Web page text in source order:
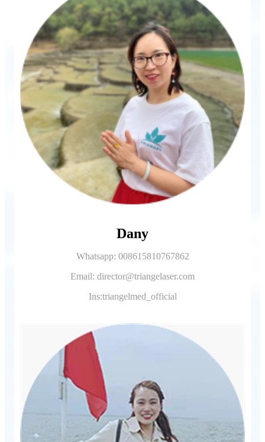
Dany
Whatsapp: 008615810767862
Email: director@triangelaser.com
Ins:triangelmed_official